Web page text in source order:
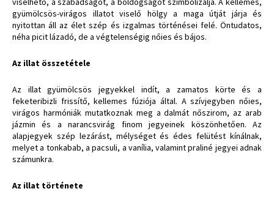
gyümölcsös-virágos illatot viselő hölgy a maga útját járja és
nyitottan áll az élet szép és izgalmas történései felé. Öntudatos,
néha picit lázadó, de a végtelenségig nőies és bájos.
Az illat összetétele
Az illat gyümölcsös jegyekkel indít, a zamatos körte és a
feketeribizli frissítő, kellemes fúziója által. A szívjegyben nőies,
virágos harmóniák mutatkoznak meg a dalmát nőszirom, az arab
jázmin és a narancsvirág finom jegyeinek köszönhetően. Az
alapjegyek szép lezárást, mélységet és édes felütést kínálnak,
melyet a tonkabab, a pacsuli, a vanília, valamint praliné jegyei adnak
számunkra.
Az illat története